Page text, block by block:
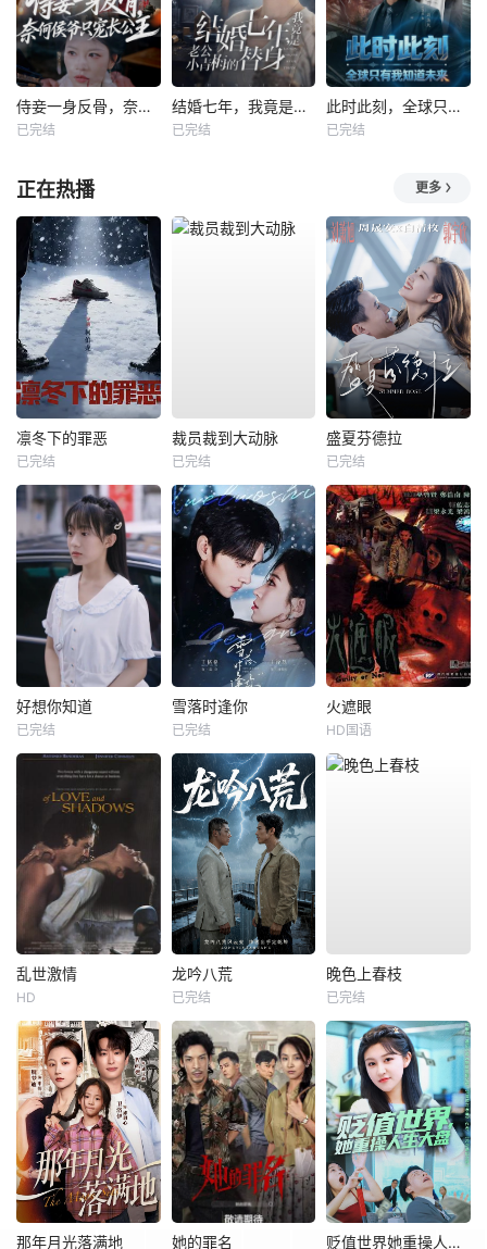
侍妾一身反骨，奈何侯爷只宠长公主
已完结
结婚七年，我竟是老公小青梅的替身
已完结
此时此刻，全球只有我知道未来
已完结
正在热播 更多
凛冬下的罪恶
已完结
裁员裁到大动脉
已完结
盛夏芬德拉
已完结
好想你知道
已完结
雪落时逢你
已完结
火遮眼
HD国语
乱世激情
HD
龙吟八荒
已完结
晚色上春枝
已完结
那年月光落满地 她的罪名 贬值世界她重操人生大盘